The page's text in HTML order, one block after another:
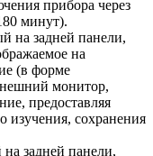
прибора через
минут).
на задней панели,
на
(в форме
монитор,
предоставляя
изучения, сохранения
задней панели,